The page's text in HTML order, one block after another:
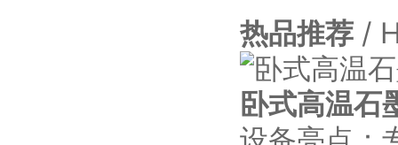
热品推荐 /
卧式高温石